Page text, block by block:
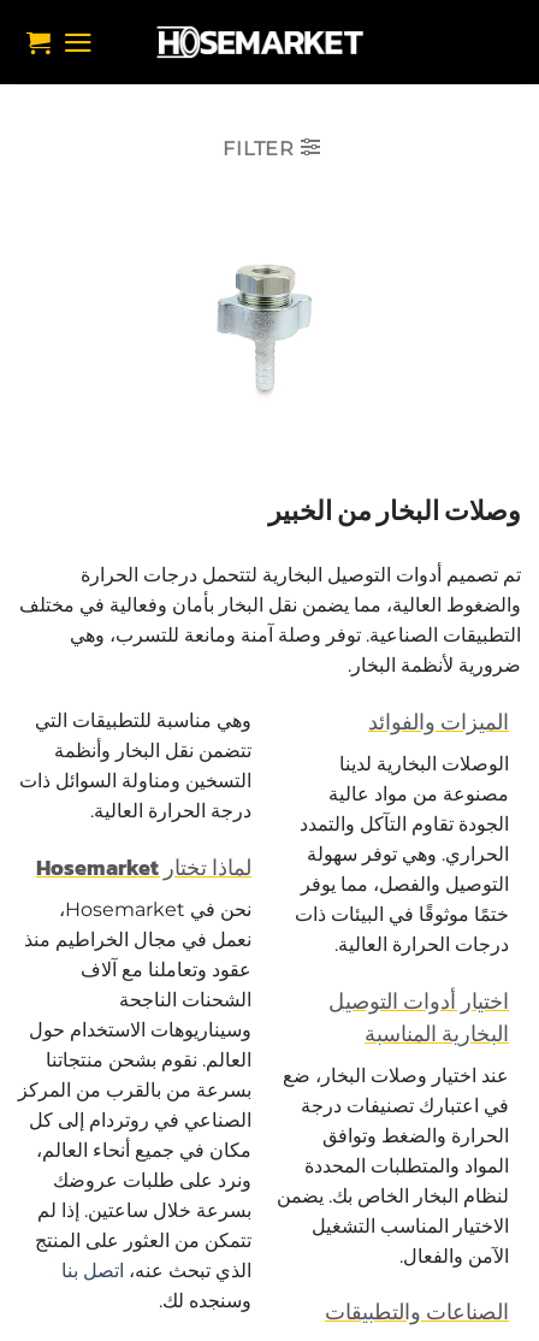
FILTER
وصلات البخار من الخبير
تم تصميم أدوات التوصيل البخارية لتتحمل درجات الحرارة
والضغوط العالية، مما يضمن نقل البخار بأمان وفعالية في مختلف
التطبيقات الصناعية. توفر وصلة آمنة ومانعة للتسرب، وهي
ضرورية لأنظمة البخار.
الميزات والفوائد
الوصلات البخارية لدينا
مصنوعة من مواد عالية
الجودة تقاوم التآكل والتمدد
الحراري. وهي توفر سهولة
التوصيل والفصل، مما يوفر
ختمًا موثوقًا في البيئات ذات
درجات الحرارة العالية.
اختيار أدوات التوصيل
البخارية المناسبة
عند اختيار وصلات البخار، ضع
في اعتبارك تصنيفات درجة
الحرارة والضغط وتوافق
المواد والمتطلبات المحددة
لنظام البخار الخاص بك. يضمن
الاختيار المناسب التشغيل
الآمن والفعال.
الصناعات والتطبيقات
وهي مناسبة للتطبيقات التي
تتضمن نقل البخار وأنظمة
التسخين ومناولة السوائل ذات
درجة الحرارة العالية.
لماذا تختار Hosemarket
نحن في Hosemarket،
نعمل في مجال الخراطيم منذ
عقود وتعاملنا مع آلاف
الشحنات الناجحة
وسيناريوهات الاستخدام حول
العالم. نقوم بشحن منتجاتنا
بسرعة من بالقرب من المركز
الصناعي في روتردام إلى كل
مكان في جميع أنحاء العالم،
ونرد على طلبات عروضك
بسرعة خلال ساعتين. إذا لم
تتمكن من العثور على المنتج
الذي تبحث عنه، اتصل بنا
وسنجده لك.